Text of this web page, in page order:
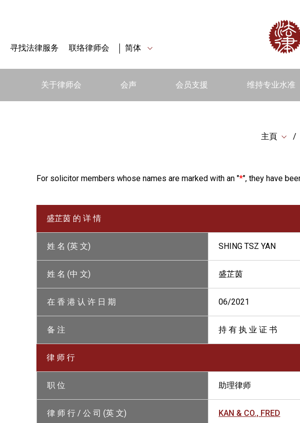
寻找法律服务 联络律师会 简体
关于律师会 会声 会员支援 维持专业水准
主頁
For solicitor members whose names are marked with an "*", they have
盛芷茵 的 详 情
姓 名 (英 文) SHING TSZ YAN
姓 名 (中 文) 盛芷茵
在 香 港 认 许 日 期 06/2021
备 注 持 有 执 业 证 书
律 师 行
职 位 助理律师
律 师 行 / 公 司 (英 文) KAN & CO., FRED